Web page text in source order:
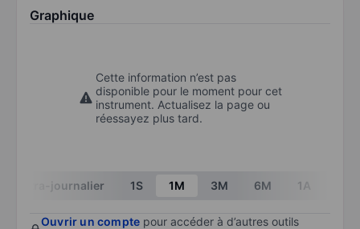
Graphique
Cette information n’est pas
disponible pour le moment pour cet
instrument. Actualisez la page ou
réessayez plus tard.
Intra-journalier 1S 1M 3M 6M 1A
Ouvrir un compte pour accéder à d’autres outils